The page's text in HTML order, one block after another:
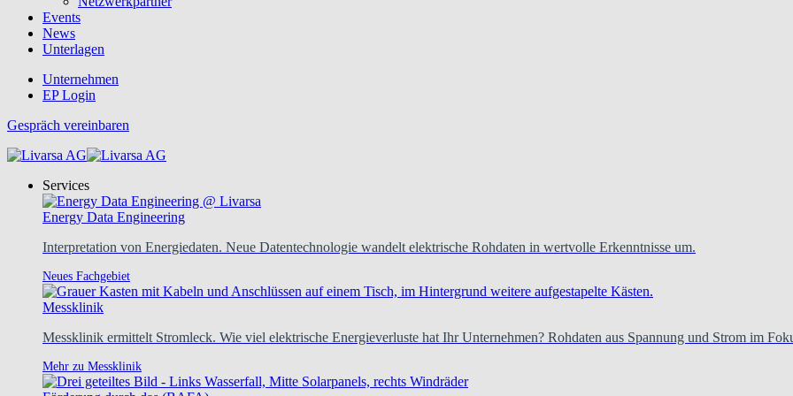
Events
News
Unterlagen
Unternehmen
EP Login
Gespräch vereinbaren
Services
Energy Data Engineering
Interpretation von Energiedaten. Neue Datentechnologie wandelt elektrische Rohdaten in wertvolle Erkenntnisse um.
Neues Fachgebiet
Messklinik
Messklinik ermittelt Stromleck. Wie viel elektrische Energieverluste hat Ihr Unternehmen? Rohdaten aus Spannung und Strom im
Mehr zu Messklinik